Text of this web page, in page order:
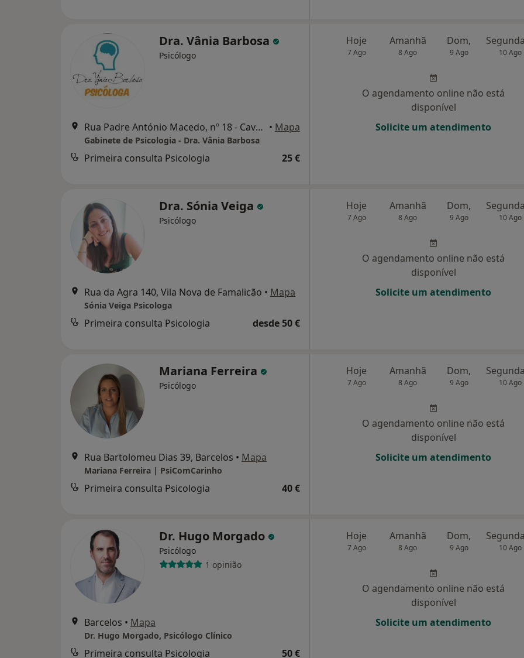
Dra. Vânia Barbosa
Psicólogo
Rua Padre António Macedo, nº 18 - Cavalões, Vila Nova de Famalicão • Mapa
Gabinete de Psicologia - Dra. Vânia Barbosa
Primeira consulta Psicologia 25 €
Hoje
7 Ago
Amanhã
8 Ago
Dom,
9 Ago 10 Ago
O agendamento online não está
disponível
Solicite um atendimento
Dra. Sónia Veiga
Psicólogo
Rua da Agra 140, Vila Nova de Famalicão • Mapa
Sónia Veiga Psicologa
Primeira consulta Psicologia desde 50 €
Hoje
7 Ago
Amanhã
8 Ago
Dom,
9 Ago 10 Ago
O agendamento online não está
disponível
Solicite um atendimento
Mariana Ferreira
Psicólogo
Rua Bartolomeu Dias 39, Barcelos • Mapa
Mariana Ferreira | PsiComCarinho
Primeira consulta Psicologia 40 €
Hoje
7 Ago
Amanhã
8 Ago
Dom,
9 Ago 10 Ago
O agendamento online não está
disponível
Solicite um atendimento
Dr. Hugo Morgado
Psicólogo
1 opinião
Barcelos • Mapa
Dr. Hugo Morgado, Psicólogo Clínico
Primeira consulta Psicologia 50 €
Hoje
7 Ago
Amanhã
8 Ago
Dom,
9 Ago 10 Ago
O agendamento online não está
disponível
Solicite um atendimento